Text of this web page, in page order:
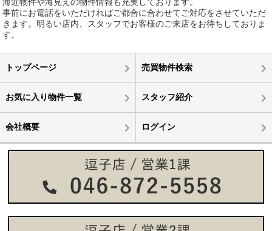
事前にお電話をいただければご都合に合わせてご対応をさせていただ
きます。明るい店内、スタッフでお客様のご来店をお待ちしておりま
す。
トップページ 売買物件検索
お気に入り物件一覧 スタッフ紹介
会社概要 ログイン